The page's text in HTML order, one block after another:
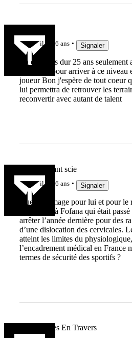
il y a 6 ans Signaler
Ca c'est trés dur 25 ans
a dû faire pour arriver à ce niveau
joueur Bon j'espère de tout coeur
lui permettra de retrouver les
reconvertir avec autant de talent
Un riz savant scie
il y a 6 ans Signaler
Quel dommage pour lui et pour
fait penser à Fofana qui était
arrêter l’année dernière pour des
d’une dislocation des cervicales.
atteint les limites du
l’encadrement médical en France
termes de sécurité des sportifs ?
Les Courses En Travers